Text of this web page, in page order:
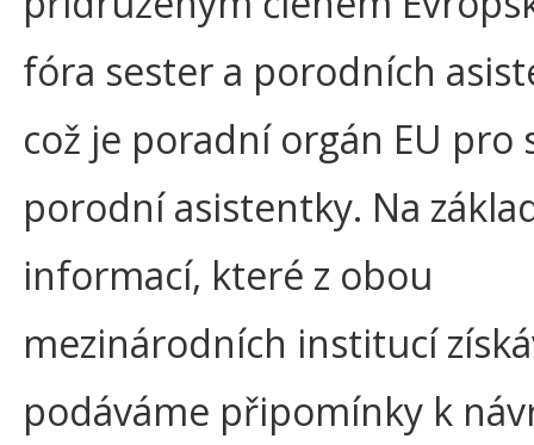
fóra sester a porodních
což je poradní orgán EU pro
porodní asistentky. Na
informací, které z obou
mezinárodních institucí
podáváme připomínky k